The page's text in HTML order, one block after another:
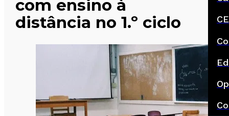
com ensino à
distância no 1.º ciclo